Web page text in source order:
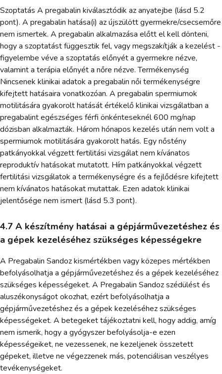
Szoptatás A pregabalin kiválasztódik az anyatejbe (lásd 5.2
pont). A pregabalin hatása(i) az újszülött gyermekre/csecsemőre
nem ismertek. A pregabalin alkalmazása előtt el kell dönteni,
hogy a szoptatást függesztik fel, vagy megszakítják a kezelést -
figyelembe véve a szoptatás előnyét a gyermekre nézve,
valamint a terápia előnyét a nőre nézve. Termékenység
Nincsenek klinikai adatok a pregabalin női termékenységre
kifejtett hatásaira vonatkozóan. A pregabalin spermiumok
motilitására gyakorolt hatását értékelő klinikai vizsgálatban a
pregabalint egészséges férfi önkénteseknél 600 mg/nap
dózisban alkalmazták. Három hónapos kezelés után nem volt a
spermiumok motilitására gyakorolt hatás. Egy nőstény
patkányokkal végzett fertilitási vizsgálat nem kívánatos
reproduktív hatásokat mutatott. Hím patkányokkal végzett
fertilitási vizsgálatok a termékenységre és a fejlődésre kifejtett
nem kívánatos hatásokat mutattak. Ezen adatok klinikai
jelentősége nem ismert (lásd 5.3 pont).
4.7 A készítmény hatásai a gépjárművezetéshez és
a gépek kezeléséhez szükséges képességekre
A Pregabalin Sandoz kismértékben vagy közepes mértékben
befolyásolhatja a gépjárművezetéshez és a gépek kezeléséhez
szükséges képességeket. A Pregabalin Sandoz szédülést és
aluszékonyságot okozhat, ezért befolyásolhatja a
gépjárművezetéshez és a gépek kezeléséhez szükséges
képességeket. A betegeket tájékoztatni kell, hogy addig, amíg
nem ismerik, hogy a gyógyszer befolyásolja-e ezen
képességeiket, ne vezessenek, ne kezeljenek összetett
gépeket, illetve ne végezzenek más, potenciálisan veszélyes
tevékenységeket.